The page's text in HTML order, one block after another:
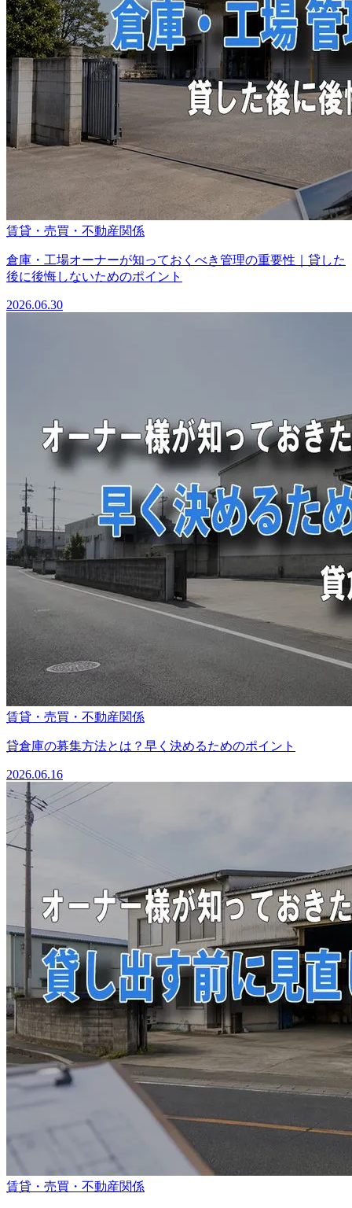
賃貸・売買・不動産関係
倉庫・工場オーナーが知っておくべき管理の重要性｜貸した
後に後悔しないためのポイント
2026.06.30
賃貸・売買・不動産関係
貸倉庫の募集方法とは？早く決めるためのポイント
2026.06.16
賃貸・売買・不動産関係